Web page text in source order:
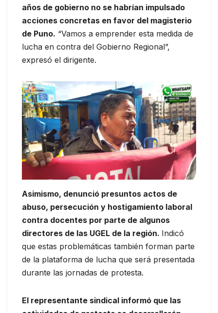
años de gobierno no se habrían impulsado
acciones concretas en favor del magisterio
de Puno. “Vamos a emprender esta medida de
lucha en contra del Gobierno Regional”,
expresó el dirigente.
Asimismo, denunció presuntos actos de
abuso, persecución y hostigamiento laboral
contra docentes por parte de algunos
directores de las UGEL de la región. Indicó
que estas problemáticas también forman parte
de la plataforma de lucha que será presentada
durante las jornadas de protesta.
El representante sindical informó que las